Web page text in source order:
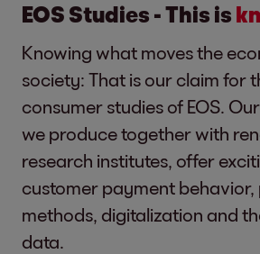
EOS Studies - This is
Knowing what moves the
society: That is our claim for
consumer studies of EOS.
we produce together with
research institutes, offer
customer payment
methods, digitalization and
data.